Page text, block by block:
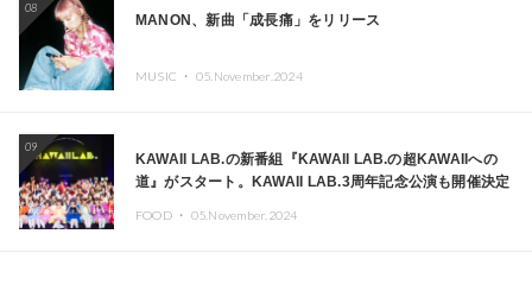
08
MANON、新曲「成長痛」をリリース
MUSIC ・ 05.November.2024
09
KAWAII LAB.の新番組『KAWAII LAB.の超KAWAIIへの
道』がスタート。KAWAII LAB.3周年記念公演も開催決定
FOOD ・ 05.November.2024